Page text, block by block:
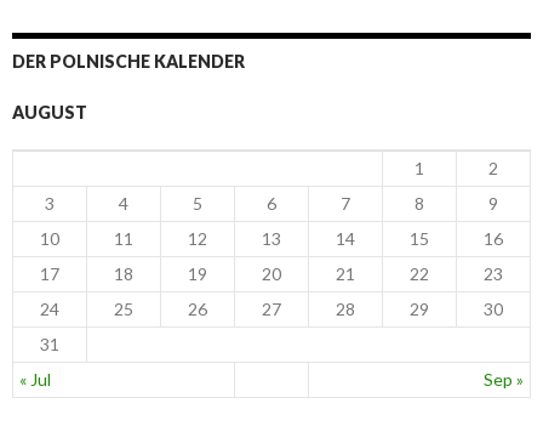
DER POLNISCHE KALENDER
AUGUST
« Jul Sep »
1
2
3
4 5 6 7 8
9
10
11 12 13 14 15
16
17
18 19 20 21 22
23
24
25 26 27 28 29
30
31